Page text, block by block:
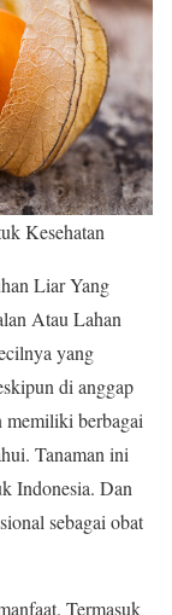
Kesehatan
Liar Yang
Atau Lahan
yang
di anggap
memiliki berbagai
Tanaman ini
Indonesia. Dan
sebagai obat
Termasuk